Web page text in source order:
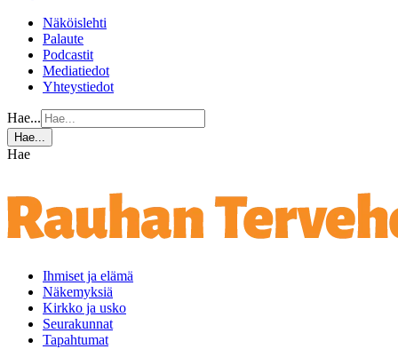
Näköislehti
Palaute
Podcastit
Mediatiedot
Yhteystiedot
Hae...
Hae...
Hae
Ihmiset ja elämä
Näkemyksiä
Kirkko ja usko
Seurakunnat
Tapahtumat